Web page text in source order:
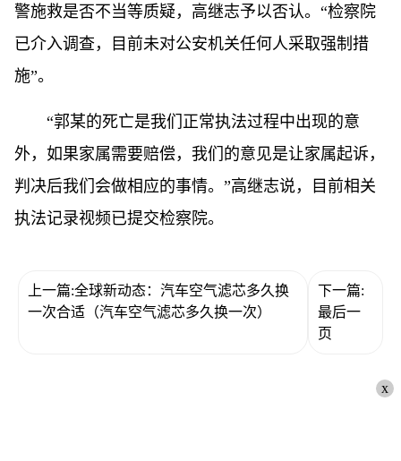
警施救是否不当等质疑，高继志予以否认。“检察院
已介入调查，目前未对公安机关任何人采取强制措
施”。
“郭某的死亡是我们正常执法过程中出现的意
外，如果家属需要赔偿，我们的意见是让家属起诉，
判决后我们会做相应的事情。”高继志说，目前相关
执法记录视频已提交检察院。
上一篇:全球新动态：汽车空气滤芯多久换
一次合适（汽车空气滤芯多久换一次）
下一篇:
最后一
页
x